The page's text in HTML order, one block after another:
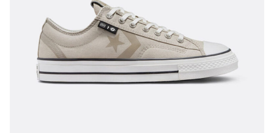
Encontranos
Buscar